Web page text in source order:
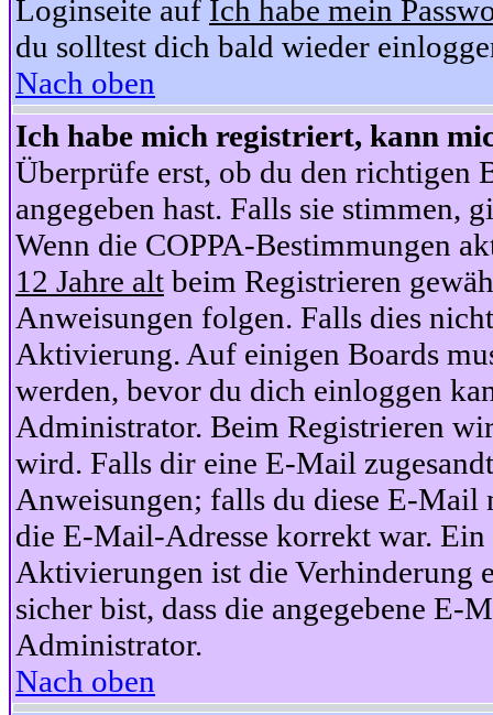
Loginseite auf Ich habe mein
du solltest dich bald wieder
Nach oben
Ich habe mich registriert, kann
Überprüfe erst, ob du den richtigen
angegeben hast. Falls sie stimmen,
Wenn die COPPA-Bestimmungen
12 Jahre alt beim Registrieren
Anweisungen folgen. Falls dies
Aktivierung. Auf einigen Boards
werden, bevor du dich einloggen
Administrator. Beim Registrieren
wird. Falls dir eine E-Mail
Anweisungen; falls du diese E-Mail
die E-Mail-Adresse korrekt war.
Aktivierungen ist die Verhinderung
sicher bist, dass die angegebene
Administrator.
Nach oben